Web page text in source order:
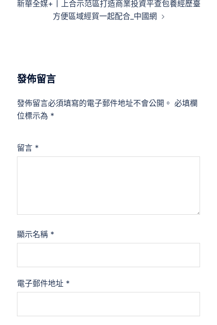
新華全媒+丨上合示范區打造商業投資平查包養經歷臺
方便區域經貿一起配合_中國網
發佈留言
發佈留言必須填寫的電子郵件地址不會公開。 必填欄
位標示為 *
留言 *
顯示名稱 *
電子郵件地址 *